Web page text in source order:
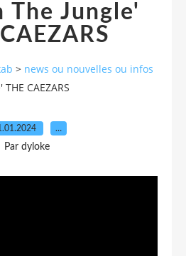
The Jungle'
> news ou nouvelles ou infos
CAEZARS
…
Par dyloke